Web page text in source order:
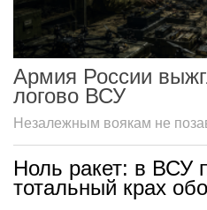
Армия России
логово ВСУ
Незалежным воякам не
Ноль ракет: в ВСУ
тотальный крах